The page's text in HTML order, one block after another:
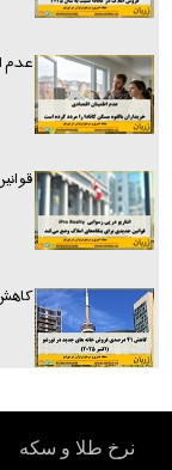
عدم
کاهش 41 درصدی فروش خانه
نرخ طلا و سکه